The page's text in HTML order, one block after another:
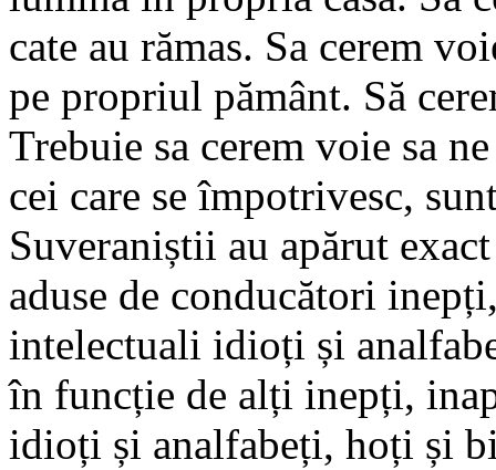
cate au rămas. Sa cerem
pe propriul pământ. Să
Trebuie sa cerem voie sa
cei care se împotrivesc,
Suveraniștii au apărut
aduse de conducători
intelectuali idioți și
în funcție de alți inepți,
idioți și analfabeți, hoți și